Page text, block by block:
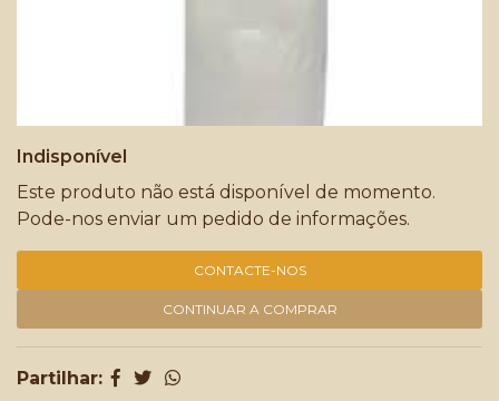
Indisponível
Este produto não está disponível de momento.
Pode-nos enviar um pedido de informações.
CONTACTE-NOS
CONTINUAR A COMPRAR
Partilhar: